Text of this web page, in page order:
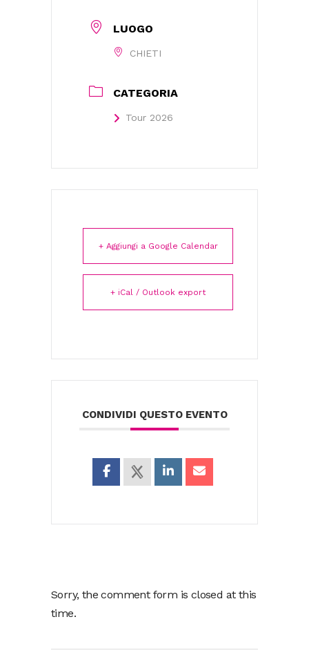
LUOGO
CHIETI
CATEGORIA
Tour 2026
+ Aggiungi a Google Calendar
+ iCal / Outlook export
CONDIVIDI QUESTO EVENTO
Sorry, the comment form is closed at this
time.